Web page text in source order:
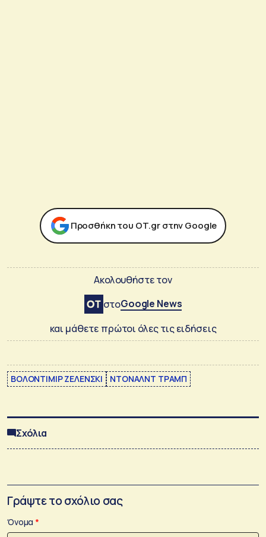
Προσθήκη του ΟΤ.gr στην Google
Ακολουθήστε τον
στοGoogle News
και μάθετε πρώτοι όλες τις ειδήσεις
ΒΟΛΟΝΤΙΜΙΡ ΖΕΛΕΝΣΚΙ ΝΤΟΝΑΛΝΤ ΤΡΑΜΠ
Σχόλια
Γράψτε το σχόλιο σας
Όνομα